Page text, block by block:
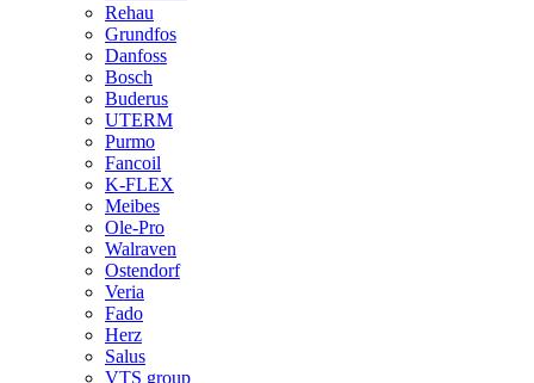
Rehau
Grundfos
Danfoss
Bosch
Buderus
UTERM
Purmo
Fancoil
K-FLEX
Meibes
Ole-Pro
Walraven
Ostendorf
Veria
Fado
Herz
Salus
VTS group